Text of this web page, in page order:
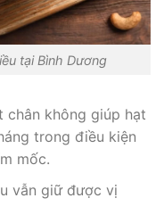
tại Bình Dương
chân không giúp hạt
trong điều kiện
mốc.
vẫn giữ được vị